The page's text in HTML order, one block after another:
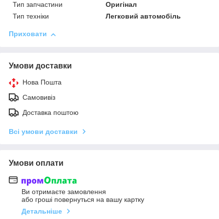
Тип запчастини
Оригінал
Тип техніки
Легковий автомобіль
Приховати
Умови доставки
Нова Пошта
Самовивіз
Доставка поштою
Всі умови доставки
Умови оплати
Ви отримаєте замовлення
або гроші повернуться на вашу картку
Детальніше